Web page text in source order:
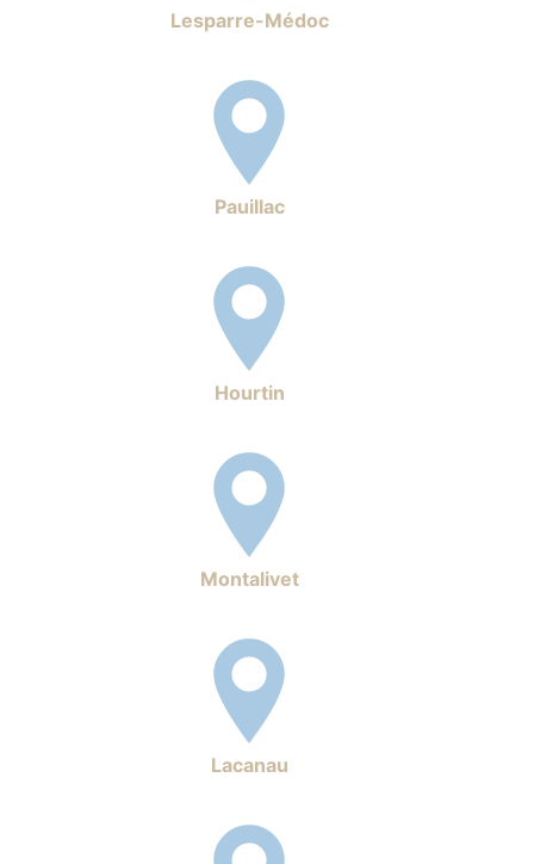
Lesparre-Médoc
Pauillac
Hourtin
Montalivet
Lacanau